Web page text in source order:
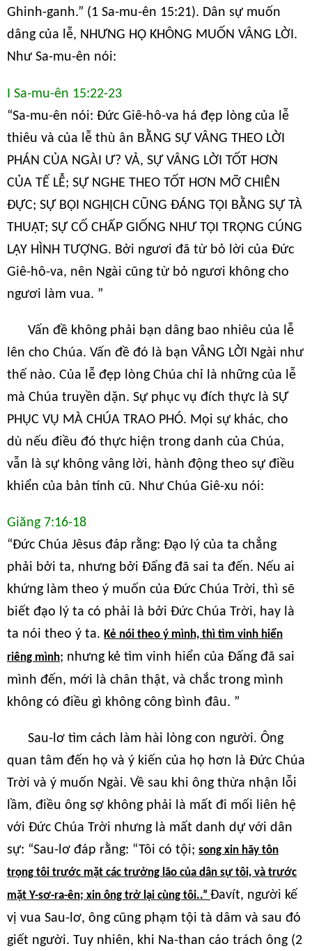
Ghinh-ganh.” (1 Sa-mu-ên 15:21). Dân sự muốn
dâng của lễ, NHƯNG HỌ KHÔNG MUỐN VÂNG LỜI.
Như Sa-mu-ên nói:
I Sa-mu-ên 15:22-23
“Sa-mu-ên nói: Đức Giê-hô-va há đẹp lòng của lễ
thiêu và của lễ thù ân BẰNG SỰ VÂNG THEO LỜI
PHÁN CỦA NGÀI Ư? VẢ, SỰ VÂNG LỜI TỐT HƠN
CỦA TẾ LỄ; SỰ NGHE THEO TỐT HƠN MỠ CHIÊN
ĐỰC; SỰ BỘI NGHỊCH CŨNG ĐÁNG TỘI BẰNG SỰ TÀ
THUẬT; SỰ CỐ CHẤP GIỐNG NHƯ TỘI TRỌNG CÚNG
LẠY HÌNH TƯỢNG. Bởi ngươi đã từ bỏ lời của Đức
Giê-hô-va, nên Ngài cũng từ bỏ ngươi không cho
ngươi làm vua. ”
Vấn đề không phải bạn dâng bao nhiêu của lễ
lên cho Chúa. Vấn đề đó là bạn VÂNG LỜI Ngài như
thế nào. Của lễ đẹp lòng Chúa chỉ là những của lễ
mà Chúa truyền dặn. Sự phục vụ đích thực là SỰ
PHỤC VỤ MÀ CHÚA TRAO PHÓ. Mọi sự khác, cho
dù nếu điều đó thực hiện trong danh của Chúa,
vẫn là sự không vâng lời, hành động theo sự điều
khiển của bản tính cũ. Như Chúa Giê-xu nói:
Giăng 7:16-18
“Đức Chúa Jêsus đáp rằng: Đạo lý của ta chẳng
phải bởi ta, nhưng bởi Đấng đã sai ta đến. Nếu ai
khứng làm theo ý muốn của Đức Chúa Trời, thì sẽ
biết đạo lý ta có phải là bởi Đức Chúa Trời, hay là
ta nói theo ý ta. Kẻ nói theo ý mình, thì tìm vinh hiển
riêng mình; nhưng kẻ tìm vinh hiển của Đấng đã sai
mình đến, mới là chân thật, và chắc trong mình
không có điều gì không công bình đâu. ”
Sau-lơ tìm cách làm hài lòng con người. Ông
quan tâm đến họ và ý kiến của họ hơn là Đức Chúa
Trời và ý muốn Ngài. Về sau khi ông thừa nhận lỗi
lầm, điều ông sợ không phải là mất đi mối liên hệ
với Đức Chúa Trời nhưng là mất danh dự với dân
sự: “Sau-lơ đáp rằng: “Tôi có tội; song xin hãy tôn
trọng tôi trước mặt các trưởng lão của dân sự tôi, và trước
mặt Y-sơ-ra-ên; xin ông trở lại cùng tôi..” Đavít, người kế
vị vua Sau-lơ, ông cũng phạm tội tà dâm và sau đó
giết người. Tuy nhiên, khi Na-than cáo trách ông (2